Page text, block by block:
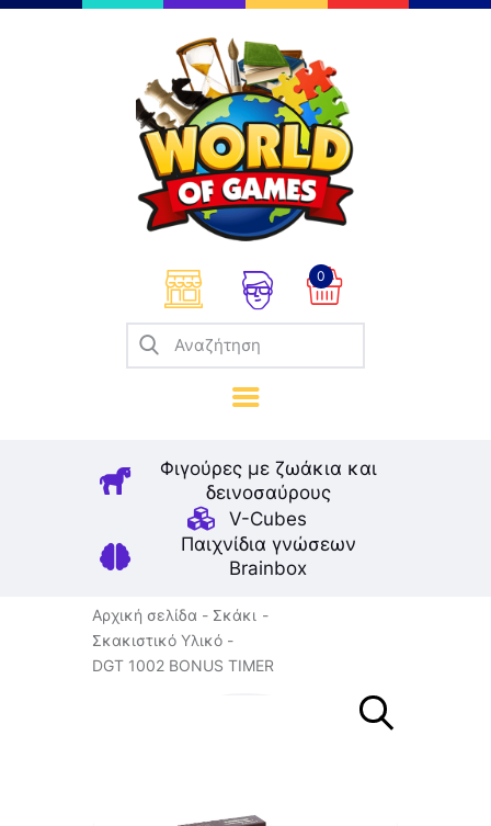
0
Φιγούρες με ζωάκια και
δεινοσαύρους
V-Cubes
Παιχνίδια γνώσεων
Brainbox
Επιτραπέζια
Παζλ
Παιχνίδια Καρτών
Σπαζοκεφαλιές
Κατασκευές
Καλλιτεχνικά
Μοντελισμός
Βιβλία
Παιχνίδια Ρόλων
Αρχική σελίδα
Σκάκι
Σκακιστικό Υλικό
DGT 1002 BONUS TIMER